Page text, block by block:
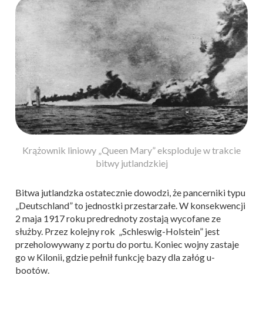
Krążownik liniowy „Queen Mary” eksploduje w trakcie
bitwy jutlandzkiej
Bitwa jutlandzka ostatecznie dowodzi, że pancerniki typu
„Deutschland” to jednostki przestarzałe. W konsekwencji
2 maja 1917 roku predrednoty zostają wycofane ze
służby. Przez kolejny rok „Schleswig-Holstein” jest
przeholowywany z portu do portu. Koniec wojny zastaje
go w Kilonii, gdzie pełnił funkcję bazy dla załóg u-
bootów.